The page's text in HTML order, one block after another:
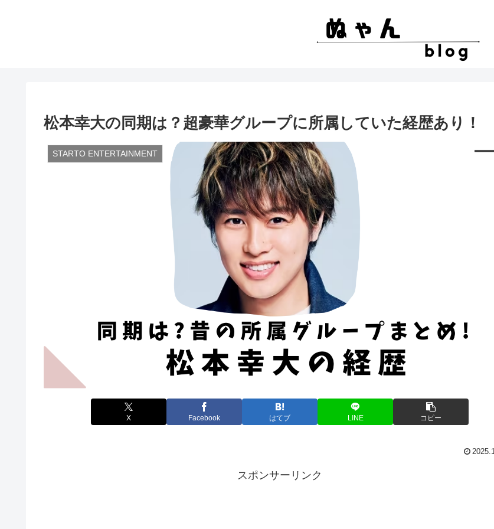
松本幸大の同期は？超豪華グループに所属していた経歴あり！
STARTO ENTERTAINMENT
X Facebook はてブ LINE コピー
スポンサーリンク